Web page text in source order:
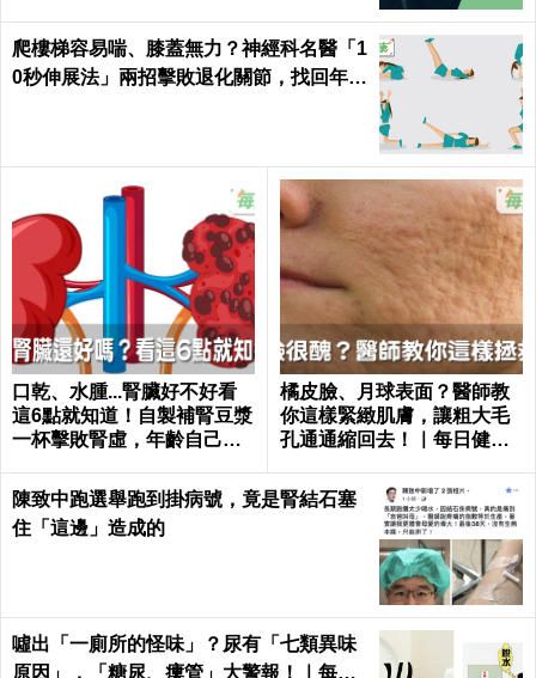
敷，迅速化身白雪公主！｜每日健康Health
梳子上頭髮比頭上還多？戒掉3大NG斷髮惡習，再
也不用戴假髮了｜每日健康 Health
顧好面子靠這3招，不用時光機也能掌握47歲像27
歲的奇蹟秘訣｜每日健康 Health
臉部水腫？ 醫師這樣按摩促進血液循環、排水he
n有效
身體器官也有窮富養之分：心要窮養、肺要富養；
腎要窮養、肝要富養，你養對了嗎？
翹腳NG⋯⋯臉變大的原因就是這些行為！！！！
一招「30秒」消滅床單惡蟲｜每日健康 H
ealth
Recommended by